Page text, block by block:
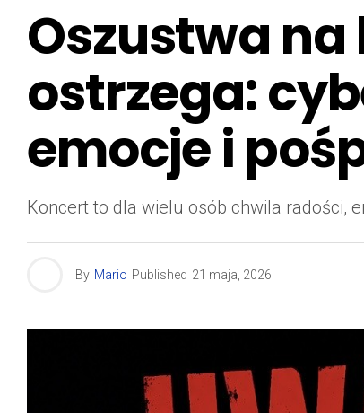
Oszustwa
ostrzega:
emocje i
Koncert to dla wielu osób chwila radości,
By Mario Published 21 maja, 2026